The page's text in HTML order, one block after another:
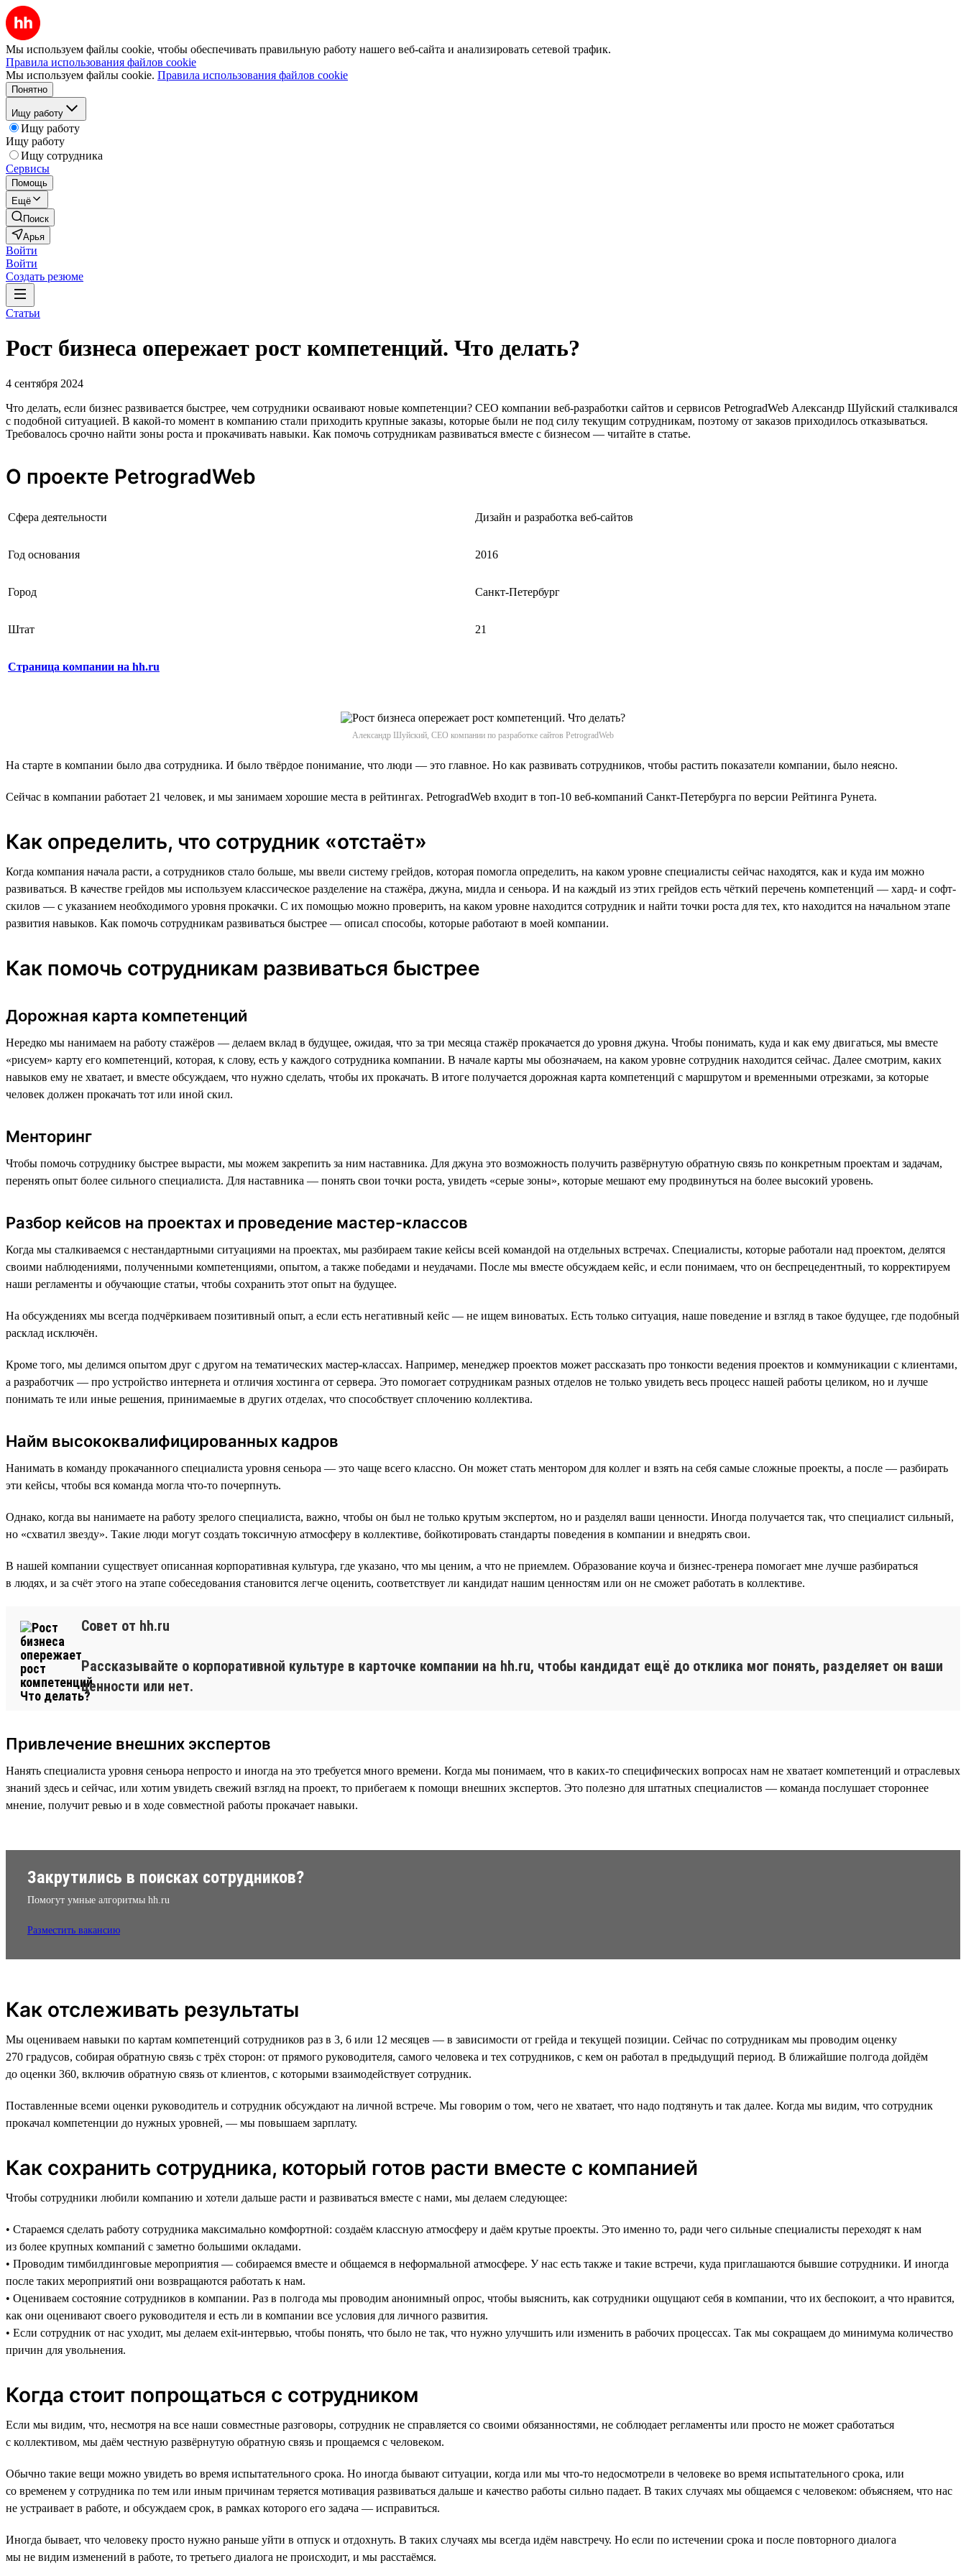
Мы используем файлы cookie, чтобы обеспечивать правильную работу нашего веб-сайта и анализировать сетевой трафик.
Правила использования файлов cookie
Мы используем файлы cookie. Правила использования файлов cookie
Понятно
Ищу работу
Ищу работу
Ищу работу
Ищу сотрудника
Сервисы
Помощь
Ещё
Поиск
Арья
Войти
Войти
Создать резюме
Статьи
Рост бизнеса опережает рост компетенций. Что делать?
4 сентября 2024
Что делать, если бизнес развивается быстрее, чем сотрудники осваивают новые компетенции? CEO компании веб-разработки сайтов и сервисов PetrogradWeb Александр Шуйский сталкивался
с подобной ситуацией. В какой-то момент в компанию стали приходить крупные заказы, которые были не под силу текущим сотрудникам, поэтому от заказов приходилось отказываться.
Требовалось срочно найти зоны роста и прокачивать навыки. Как помочь сотрудникам развиваться вместе с бизнесом — читайте в статье.
О проекте PetrogradWeb
Сфера деятельности Дизайн и разработка веб-сайтов
Год основания 2016
Город Санкт-Петербург
Штат 21
Страница компании на hh.ru
Александр Шуйский, CEO компании по разработке сайтов PetrogradWeb
На старте в компании было два сотрудника. И было твёрдое понимание, что люди — это главное. Но как развивать сотрудников, чтобы растить показатели компании, было неясно.
Сейчас в компании работает 21 человек, и мы занимаем хорошие места в рейтингах. PetrogradWeb входит в топ-10 веб-компаний Санкт-Петербурга по версии Рейтинга Рунета.
Как определить, что сотрудник «‎отстаёт»‎
Когда компания начала расти, а сотрудников стало больше, мы ввели систему грейдов, которая помогла определить, на каком уровне специалисты сейчас находятся, как и куда им можно
развиваться. В качестве грейдов мы используем классическое разделение на стажёра, джуна, мидла и сеньора. И на каждый из этих грейдов есть чёткий перечень компетенций — хард- и софт-
скилов — с указанием необходимого уровня прокачки. С их помощью можно проверить, на каком уровне находится сотрудник и найти точки роста для тех, кто находится на начальном этапе
развития навыков. Как помочь сотрудникам развиваться быстрее — описал способы, которые работают в моей компании.
Как помочь сотрудникам развиваться быстрее
Дорожная карта компетенций
Нередко мы нанимаем на работу стажёров — делаем вклад в будущее, ожидая, что за три месяца стажёр прокачается до уровня джуна. Чтобы понимать, куда и как ему двигаться, мы вместе
«рисуем»‎ карту его компетенций, которая, к слову, есть у каждого сотрудника компании. В начале карты мы обозначаем, на каком уровне сотрудник находится сейчас. Далее смотрим, каких
навыков ему не хватает, и вместе обсуждаем, что нужно сделать, чтобы их прокачать. В итоге получается дорожная карта компетенций с маршрутом и временными отрезками, за которые
человек должен прокачать тот или иной скил.
Менторинг
Чтобы помочь сотруднику быстрее вырасти, мы можем закрепить за ним наставника. Для джуна это возможность получить развёрнутую обратную связь по конкретным проектам и задачам,
перенять опыт более сильного специалиста. Для наставника — понять свои точки роста, увидеть «‎серые зоны»‎, которые мешают ему продвинуться на более высокий уровень.
Разбор кейсов на проектах и проведение мастер-классов
Когда мы сталкиваемся с нестандартными ситуациями на проектах, мы разбираем такие кейсы всей командой на отдельных встречах. Специалисты, которые работали над проектом, делятся
своими наблюдениями, полученными компетенциями, опытом, а также победами и неудачами. После мы вместе обсуждаем кейс, и если понимаем, что он беспрецедентный, то корректируем
наши регламенты и обучающие статьи, чтобы сохранить этот опыт на будущее.
На обсуждениях мы всегда подчёркиваем позитивный опыт, а если есть негативный кейс — не ищем виноватых. Есть только ситуация, наше поведение и взгляд в такое будущее, где подобный
расклад исключён.
Кроме того, мы делимся опытом друг с другом на тематических мастер-классах. Например, менеджер проектов может рассказать про тонкости ведения проектов и коммуникации с клиентами,
а разработчик — про устройство интернета и отличия хостинга от сервера. Это помогает сотрудникам разных отделов не только увидеть весь процесс нашей работы целиком, но и лучше
понимать те или иные решения, принимаемые в других отделах, что способствует сплочению коллектива.
Найм высококвалифицированных кадров
Нанимать в команду прокачанного специалиста уровня сеньора — это чаще всего классно. Он может стать ментором для коллег и взять на себя самые сложные проекты, а после — разбирать
эти кейсы, чтобы вся команда могла что-то почерпнуть.
Однако, когда вы нанимаете на работу зрелого специалиста, важно, чтобы он был не только крутым экспертом, но и разделял ваши ценности. Иногда получается так, что специалист сильный,
но «схватил звезду»‎. Такие люди могут создать токсичную атмосферу в коллективе, бойкотировать стандарты поведения в компании и внедрять свои.
В нашей компании существует описанная корпоративная культура, где указано, что мы ценим, а что не приемлем. Образование коуча и бизнес-тренера помогает мне лучше разбираться
в людях, и за счёт этого на этапе собеседования становится легче оценить, соответствует ли кандидат нашим ценностям или он не сможет работать в коллективе.
Совет от hh.ru
Рассказывайте о корпоративной культуре в карточке компании на hh.ru, чтобы кандидат ещё до отклика мог понять, разделяет он ваши
ценности или нет.
Привлечение внешних экспертов
Нанять специалиста уровня сеньора непросто и иногда на это требуется много времени. Когда мы понимаем, что в каких-то специфических вопросах нам не хватает компетенций и отраслевых
знаний здесь и сейчас, или хотим увидеть свежий взгляд на проект, то прибегаем к помощи внешних экспертов. Это полезно для штатных специалистов — команда послушает стороннее
мнение, получит ревью и в ходе совместной работы прокачает навыки.
Закрутились в поисках сотрудников?
Помогут умные алгоритмы hh.ru
Разместить вакансию
Как отслеживать результаты
Мы оцениваем навыки по картам компетенций сотрудников раз в 3, 6 или 12 месяцев — в зависимости от грейда и текущей позиции. Сейчас по сотрудникам мы проводим оценку
270 градусов, собирая обратную связь с трёх сторон: от прямого руководителя, самого человека и тех сотрудников, с кем он работал в предыдущий период. В ближайшие полгода дойдём
до оценки 360, включив обратную связь от клиентов, с которыми взаимодействует сотрудник.
Поставленные всеми оценки руководитель и сотрудник обсуждают на личной встрече. Мы говорим о том, чего не хватает, что надо подтянуть и так далее. Когда мы видим, что сотрудник
прокачал компетенции до нужных уровней, — мы повышаем зарплату.
Как сохранить сотрудника, который готов расти вместе с компанией
Чтобы сотрудники любили компанию и хотели дальше расти и развиваться вместе с нами, мы делаем следующее:
• Стараемся сделать работу сотрудника максимально комфортной: создаём классную атмосферу и даём крутые проекты. Это именно то, ради чего сильные специалисты переходят к нам
из более крупных компаний с заметно большими окладами.
• Проводим тимбилдинговые мероприятия — собираемся вместе и общаемся в неформальной атмосфере. У нас есть также и такие встречи, куда приглашаются бывшие сотрудники. И иногда
после таких мероприятий они возвращаются работать к нам.
• Оцениваем состояние сотрудников в компании. Раз в полгода мы проводим анонимный опрос, чтобы выяснить, как сотрудники ощущают себя в компании, что их беспокоит, а что нравится,
как они оценивают своего руководителя и есть ли в компании все условия для личного развития.
• Если сотрудник от нас уходит, мы делаем exit-интервью, чтобы понять, что было не так, что нужно улучшить или изменить в рабочих процессах. Так мы сокращаем до минимума количество
причин для увольнения.
Когда стоит попрощаться с сотрудником
Если мы видим, что, несмотря на все наши совместные разговоры, сотрудник не справляется со своими обязанностями, не соблюдает регламенты или просто не может сработаться
с коллективом, мы даём честную развёрнутую обратную связь и прощаемся с человеком.
Обычно такие вещи можно увидеть во время испытательного срока. Но иногда бывают ситуации, когда или мы что-то недосмотрели в человеке во время испытательного срока, или
со временем у сотрудника по тем или иным причинам теряется мотивация развиваться дальше и качество работы сильно падает. В таких случаях мы общаемся с человеком: объясняем, что нас
не устраивает в работе, и обсуждаем срок, в рамках которого его задача — исправиться.
Иногда бывает, что человеку просто нужно раньше уйти в отпуск и отдохнуть. В таких случаях мы всегда идём навстречу. Но если по истечении срока и после повторного диалога
мы не видим изменений в работе, то третьего диалога не происходит, и мы расстаёмся.